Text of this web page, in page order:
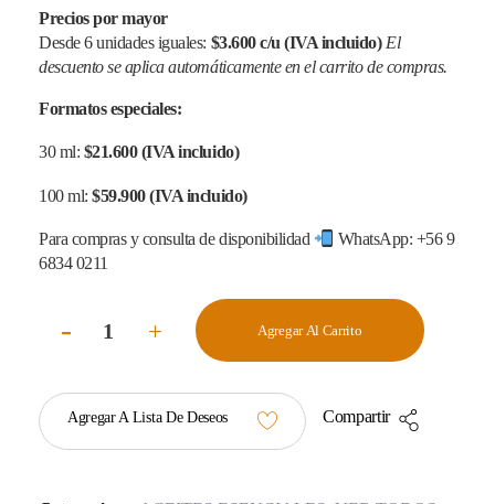
Precios por mayor
Desde 6 unidades iguales: $3.600 c/u (IVA incluido) El
descuento se aplica automáticamente en el carrito de compras.
Formatos especiales:
30 ml: $21.600 (IVA incluido)
100 ml:$59.900 (IVA incluido)
Para compras y consulta de disponibilidad
WhatsApp: +56 9
6834 0211
Agregar Al Carrito
Agregar A Lista De Deseos Compartir